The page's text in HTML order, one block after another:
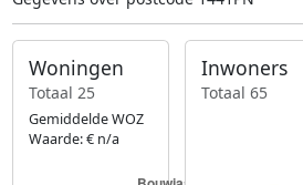
Woningen
Totaal 25
Gemiddelde WOZ
Waarde: € n/a
Inwoners
Totaal 65